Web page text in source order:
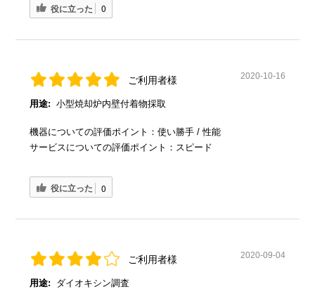
役に立った 0
ご利用者様 2020-10-16
用途: 小型焼却炉内壁付着物採取
機器についての評価ポイント：使い勝手 / 性能
サービスについての評価ポイント：スピード
役に立った 0
ご利用者様 2020-09-04
用途: ダイオキシン調査